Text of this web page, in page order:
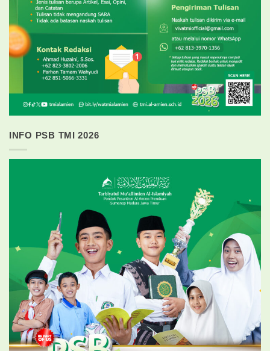
INFO PSB TMI 2026